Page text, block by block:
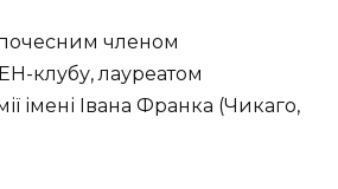
членом
клубу, лауреатом
імені Івана Франка (Чикаго,